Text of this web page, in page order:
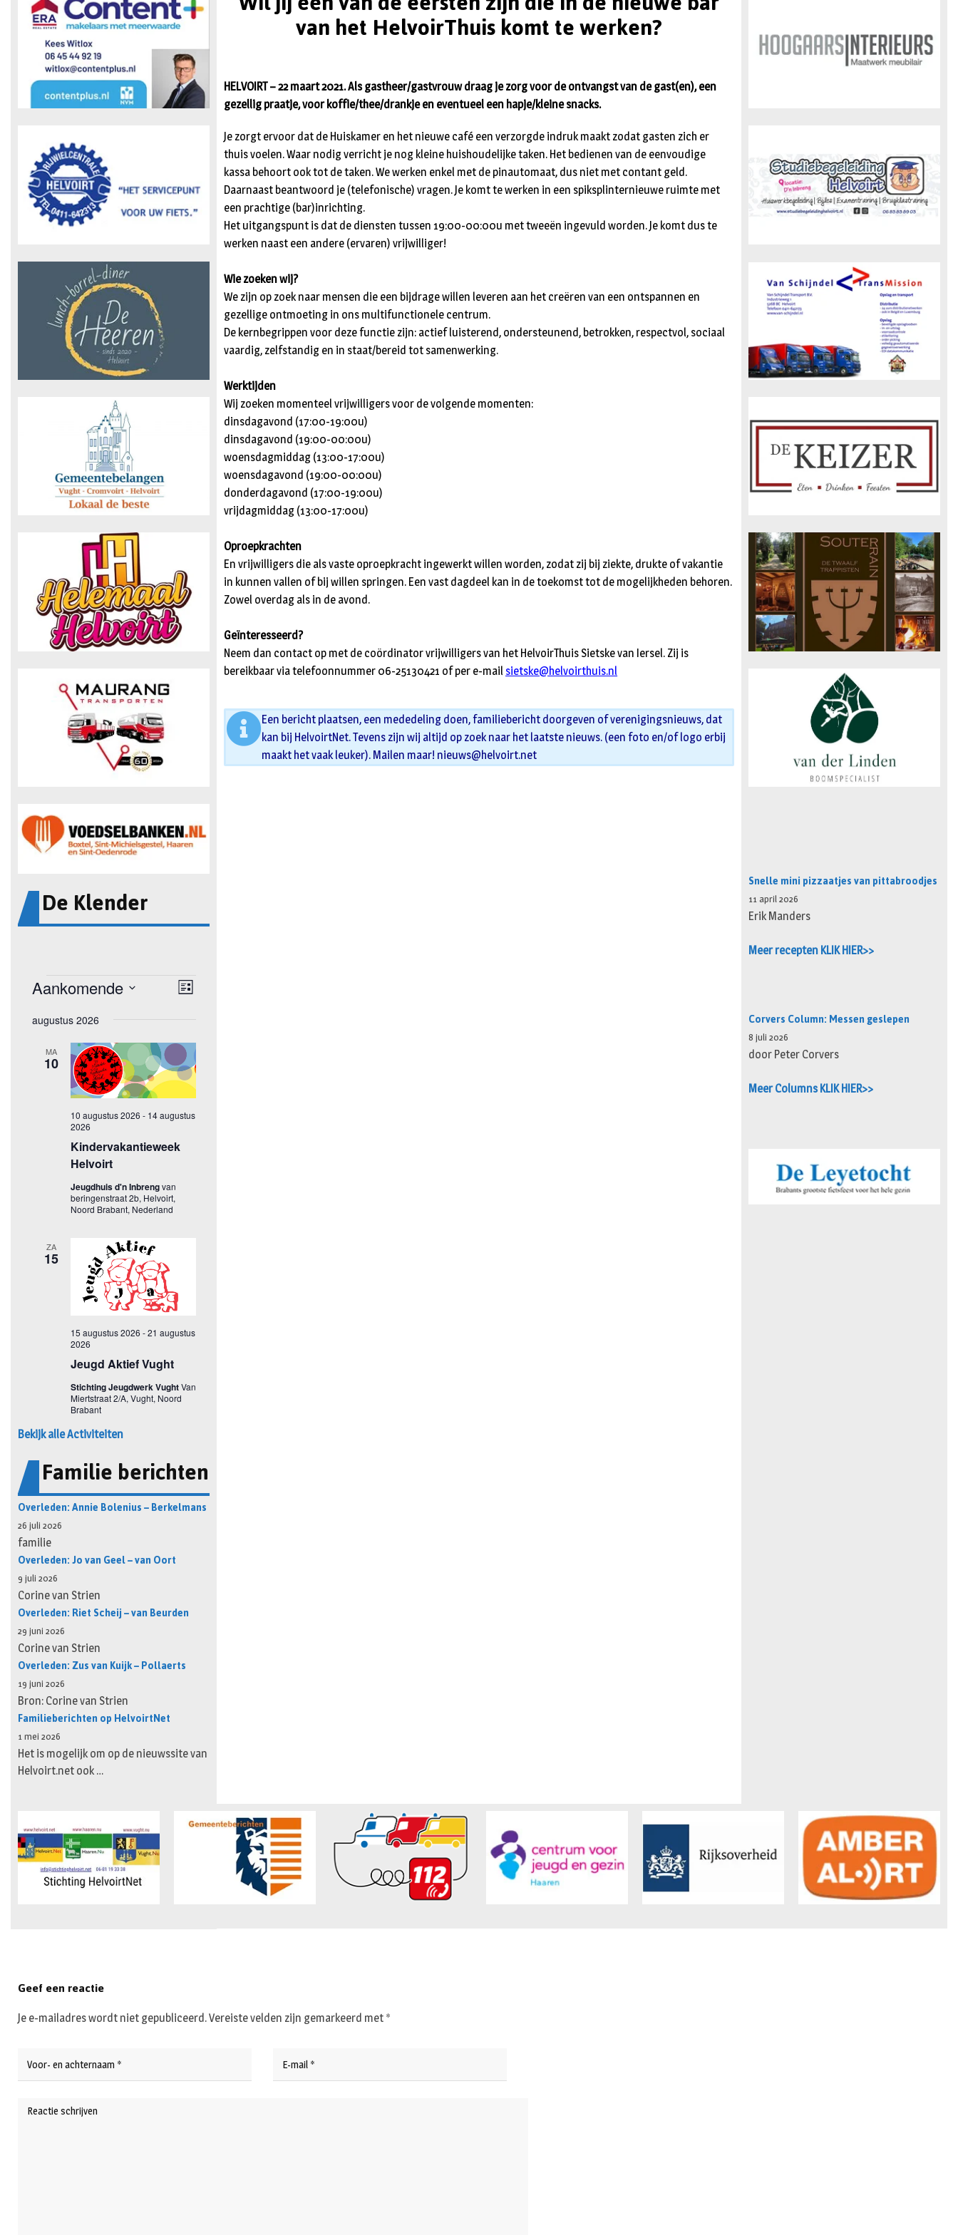
De Klender
Bekijk alle Activiteiten
Familie berichten
Overleden: Annie Bolenius – Berkelmans
26 juli 2026
familie
Overleden: Jo van Geel – van Oort
9 juli 2026
Corine van Strien
Overleden: Riet Scheij – van Beurden
29 juni 2026
Corine van Strien
Overleden: Zus van Kuijk – Pollaerts
19 juni 2026
Bron: Corine van Strien
Familieberichten op HelvoirtNet
1 mei 2026
Het is mogelijk om op de nieuwssite van
Helvoirt.net ook …
van het HelvoirThuis komt te werken?
HELVOIRT – 22 maart 2021. Als gastheer/gastvrouw draag je zorg voor de ontvangst van de gast(en), een
gezellig praatje, voor koffie/thee/drankje en eventueel een hapje/kleine snacks.
Je zorgt ervoor dat de Huiskamer en het nieuwe café een verzorgde indruk maakt zodat gasten zich er
thuis voelen. Waar nodig verricht je nog kleine huishoudelijke taken. Het bedienen van de eenvoudige
kassa behoort ook tot de taken. We werken enkel met de pinautomaat, dus niet met contant geld.
Daarnaast beantwoord je (telefonische) vragen. Je komt te werken in een spiksplinternieuwe ruimte met
een prachtige (bar)inrichting.
Het uitgangspunt is dat de diensten tussen 19:00-00:00u met tweeën ingevuld worden. Je komt dus te
werken naast een andere (ervaren) vrijwilliger!
Wie zoeken wij?
We zijn op zoek naar mensen die een bijdrage willen leveren aan het creëren van een ontspannen en
gezellige ontmoeting in ons multifunctionele centrum.
De kernbegrippen voor deze functie zijn: actief luisterend, ondersteunend, betrokken, respectvol, sociaal
vaardig, zelfstandig en in staat/bereid tot samenwerking.
Werktijden
Wij zoeken momenteel vrijwilligers voor de volgende momenten:
dinsdagavond (17:00-19:00u)
dinsdagavond (19:00-00:00u)
woensdagmiddag (13:00-17:00u)
woensdagavond (19:00-00:00u)
donderdagavond (17:00-19:00u)
vrijdagmiddag (13:00-17:00u)
Oproepkrachten
En vrijwilligers die als vaste oproepkracht ingewerkt willen worden, zodat zij bij ziekte, drukte of vakantie
in kunnen vallen of bij willen springen. Een vast dagdeel kan in de toekomst tot de mogelijkheden behoren.
Zowel overdag als in de avond.
Geïnteresseerd?
Neem dan contact op met de coördinator vrijwilligers van het HelvoirThuis Sietske van Iersel. Zij is
bereikbaar via telefoonnummer 06-25130421 of per e-mail sietske@helvoirthuis.nl
Een bericht plaatsen, een mededeling doen, familiebericht doorgeven of verenigingsnieuws, dat
kan bij HelvoirtNet. Tevens zijn wij altijd op zoek naar het laatste nieuws. (een foto en/of logo erbij
maakt het vaak leuker). Mailen maar! nieuws@helvoirt.net
Snelle mini pizzaatjes van pittabroodjes
11 april 2026
Erik Manders
Meer recepten KLIK HIER>>
Corvers Column: Messen geslepen
8 juli 2026
door Peter Corvers
Meer Columns KLIK HIER>>
Geef een reactie
Je e-mailadres wordt niet gepubliceerd.Vereiste velden zijn gemarkeerd met *